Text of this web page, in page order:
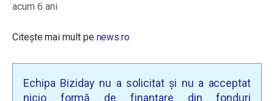
acum 6 ani
Citește mai mult pe news.ro
Echipa Biziday nu a solicitat și nu a acceptat
nicio formă de finanțare din fonduri